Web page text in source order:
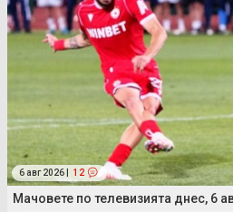
6 авг 2026 | 12
Мачовете по телевизията днес, 6